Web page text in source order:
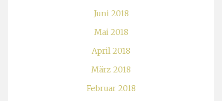
Juni 2018
Mai 2018
April 2018
März 2018
Februar 2018